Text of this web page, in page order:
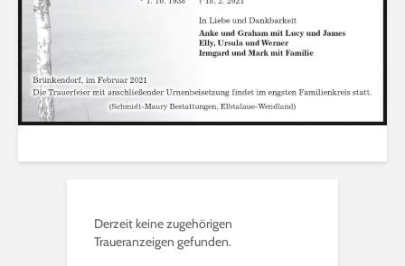
Derzeit keine zugehörigen
Traueranzeigen gefunden.